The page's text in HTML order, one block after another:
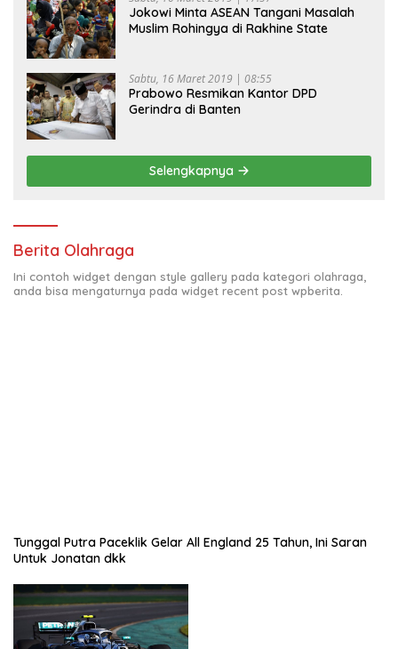
Jokowi Minta ASEAN Tangani Masalah
Muslim Rohingya di Rakhine State
Sabtu, 16 Maret 2019 | 08:55
Prabowo Resmikan Kantor DPD
Gerindra di Banten
Selengkapnya
Berita Olahraga
Ini contoh widget dengan style gallery pada kategori olahraga,
anda bisa mengaturnya pada widget recent post wpberita.
Tunggal Putra Paceklik Gelar All England 25 Tahun, Ini Saran
Untuk Jonatan dkk